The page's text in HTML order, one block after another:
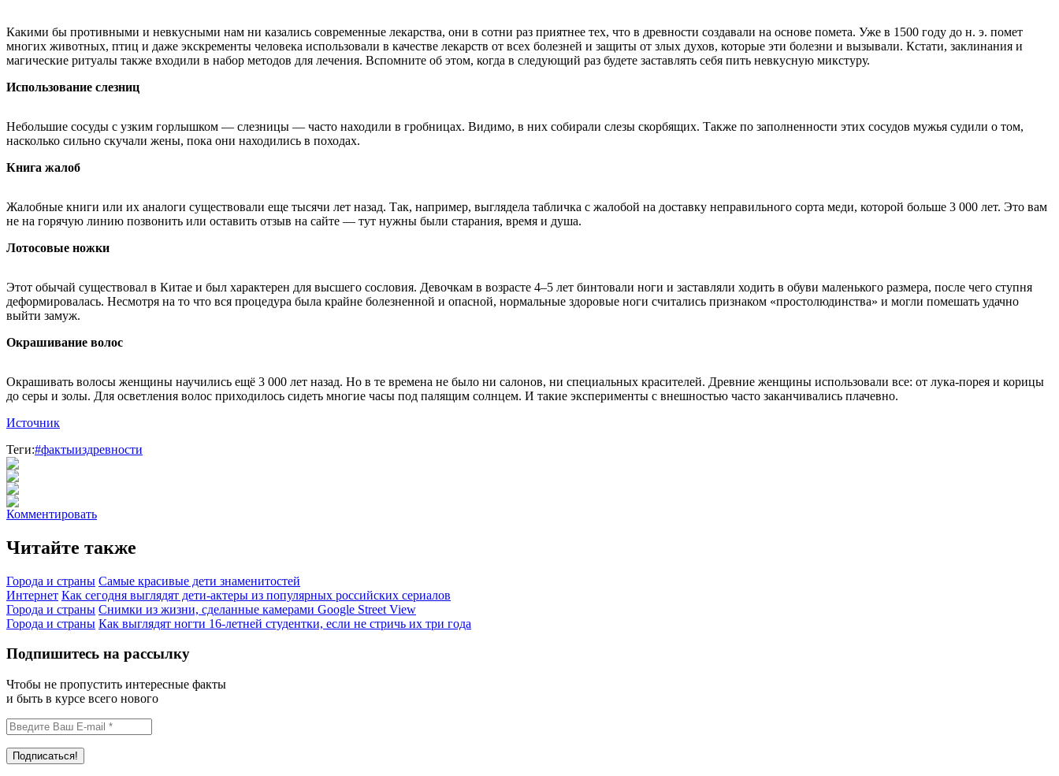
Какими бы противными и невкусными нам ни казались современные лекарства, они в сотни раз приятнее тех, что в древности создавали на основе помета. Уже в 1500 году до н. э. помет
многих животных, птиц и даже экскременты человека использовали в качестве лекарств от всех болезней и защиты от злых духов, которые эти болезни и вызывали. Кстати, заклинания и
магические ритуалы также входили в набор методов для лечения. Вспомните об этом, когда в следующий раз будете заставлять себя пить невкусную микстуру.
Использование слезниц
Небольшие сосуды с узким горлышком — слезницы — часто находили в гробницах. Видимо, в них собирали слезы скорбящих. Также по заполненности этих сосудов мужья судили о том,
насколько сильно скучали жены, пока они находились в походах.
Книга жалоб
Жалобные книги или их аналоги существовали еще тысячи лет назад. Так, например, выглядела табличка с жалобой на доставку неправильного сорта меди, которой больше 3 000 лет. Это вам
не на горячую линию позвонить или оставить отзыв на сайте — тут нужны были старания, время и душа.
Лотосовые ножки
Этот обычай существовал в Китае и был характерен для высшего сословия. Девочкам в возрасте 4–5 лет бинтовали ноги и заставляли ходить в обуви маленького размера, после чего ступня
деформировалась. Несмотря на то что вся процедура была крайне болезненной и опасной, нормальные здоровые ноги считались признаком «простолюдинства» и могли помешать удачно
выйти замуж.
Окрашивание волос
Окрашивать волосы женщины научились ещё 3 000 лет назад. Но в те времена не было ни салонов, ни специальных красителей. Древние женщины использовали все: от лука-порея и корицы
до серы и золы. Для осветления волос приходилось сидеть многие часы под палящим солнцем. И такие эксперименты с внешностью часто заканчивались плачевно.
Источник
Теги:#фактыиздревности
Комментировать
Читайте также
Города и страны Самые красивые дети знаменитостей
Интернет Как сегодня выглядят дети-актеры из популярных российских сериалов
Города и страны Снимки из жизни, сделанные камерами Google Street View
Города и страны Как выглядят ногти 16-летней студентки, если не стричь их три года
Подпишитесь на рассылку
Чтобы не пропустить интересные факты
и быть в курсе всего нового